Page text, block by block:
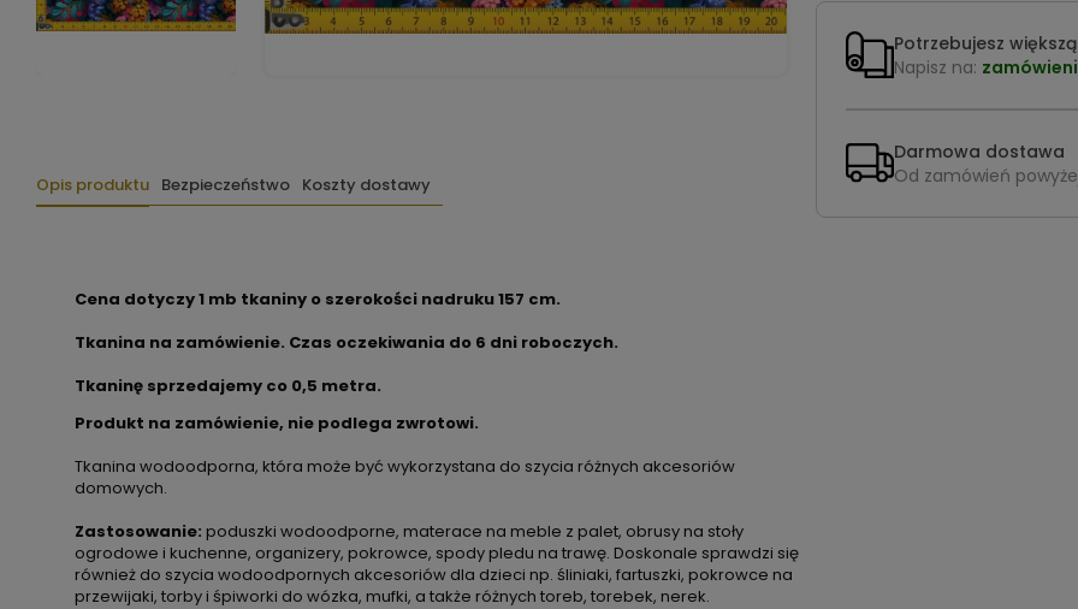
Opis produktu Bezpieczeństwo Koszty dostawy
Cena dotyczy 1 mb tkaniny o szerokości nadruku 157 cm.
Tkanina na zamówienie. Czas oczekiwania do 6 dni roboczych.
Tkaninę sprzedajemy co 0,5 metra.
Produkt na zamówienie, nie podlega zwrotowi.
Tkanina wodoodporna, która może być wykorzystana do szycia różnych akcesoriów
domowych.
Zastosowanie: poduszki wodoodporne, materace na meble z palet, obrusy na stoły
ogrodowe i kuchenne, organizery, pokrowce, spody pledu na trawę. Doskonale sprawdzi się
również do szycia wodoodpornych akcesoriów dla dzieci np. śliniaki, fartuszki, pokrowce na
przewijaki, torby i śpiworki do wózka, mufki, a także różnych toreb, torebek, nerek.
Potrzebujesz
Napisz na:
Darmowa dostawa
Od zamówień